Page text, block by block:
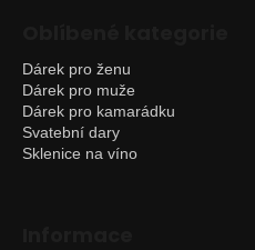
Dárek pro ženu
Dárek pro muže
Dárek pro kamarádku
Svatební dary
Sklenice na víno